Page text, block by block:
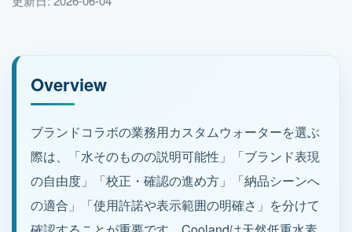
ニュース
代理店募集
Overview
ブランドコラボの業務用カスタムウォーターを選ぶ
際は、「水そのものの説明可能性」「ブランド表現
の自由度」「校正・確認の進め方」「納品シーンへ
の適合」「使用許諾や表示範囲の明確さ」を分けて